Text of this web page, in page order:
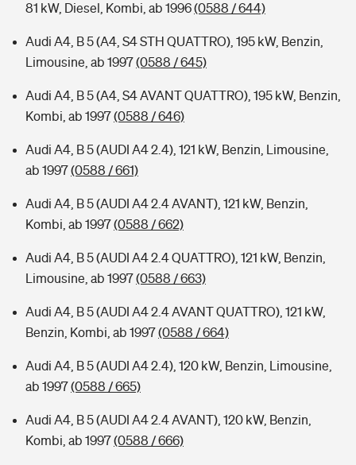
81 kW, Diesel, Kombi, ab 1996(0588 / 644)
Audi A4, B 5 (A4, S4 STH QUATTRO), 195 kW, Benzin,
Limousine, ab 1997(0588 / 645)
Audi A4, B 5 (A4, S4 AVANT QUATTRO), 195 kW, Benzin,
Kombi, ab 1997(0588 / 646)
Audi A4, B 5 (AUDI A4 2.4), 121 kW, Benzin, Limousine,
ab 1997(0588 / 661)
Audi A4, B 5 (AUDI A4 2.4 AVANT), 121 kW, Benzin,
Kombi, ab 1997(0588 / 662)
Audi A4, B 5 (AUDI A4 2.4 QUATTRO), 121 kW, Benzin,
Limousine, ab 1997(0588 / 663)
Audi A4, B 5 (AUDI A4 2.4 AVANT QUATTRO), 121 kW,
Benzin, Kombi, ab 1997(0588 / 664)
Audi A4, B 5 (AUDI A4 2.4), 120 kW, Benzin, Limousine,
ab 1997(0588 / 665)
Audi A4, B 5 (AUDI A4 2.4 AVANT), 120 kW, Benzin,
Kombi, ab 1997(0588 / 666)